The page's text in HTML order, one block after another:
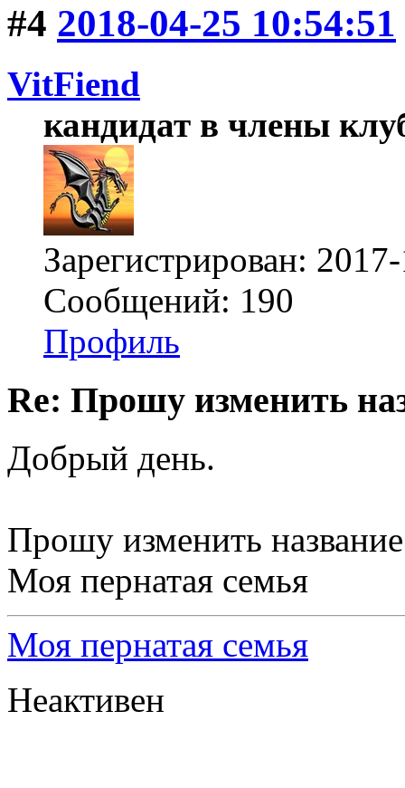
#4 2018-04-25 10:54:51
VitFiend
кандидат в члены
Зарегистрирован:
Сообщений: 190
Профиль
Re: Прошу изменить
Добрый день.
Прошу изменить
Моя пернатая семья
Моя пернатая семья
Неактивен